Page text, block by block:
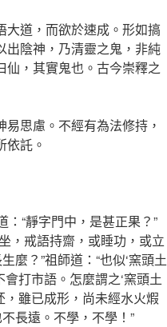
大道，而欲於速成。形如搞
出陰神，乃清靈之鬼，非純
仙，其實鬼也。古今崇釋之
思慮。不經有為法修持，
依託。
：“靜字門中，是甚正果？”
，戒語持齋，或睡功，或立
麼？”祖師道：“也似‘窯頭土
打市語。怎麼謂之‘窯頭土
，雖已成形，尚未經水火煆
長遠。不學，不學！”